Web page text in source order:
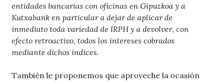
entidades bancarias con oficinas en Gipuzkoa y a
Kutxabank en particular a dejar de aplicar de
inmediato toda variedad de IRPH y a devolver, con
efecto retroactivo, todos los intereses cobrados
mediante dichos índices.
También le proponemos que aproveche la ocasión